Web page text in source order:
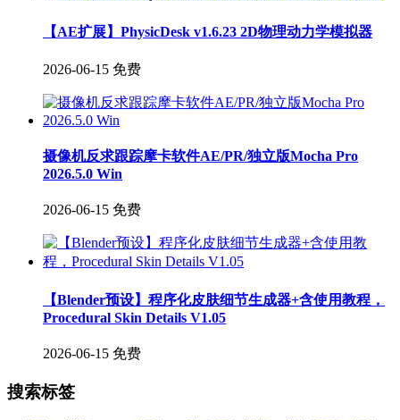
【AE扩展】PhysicDesk v1.6.23 2D物理动力学模拟器
2026-06-15 免费
摄像机反求跟踪摩卡软件AE/PR/独立版Mocha Pro
2026.5.0 Win
2026-06-15 免费
【Blender预设】程序化皮肤细节生成器+含使用教程，
Procedural Skin Details V1.05
2026-06-15 免费
搜索标签